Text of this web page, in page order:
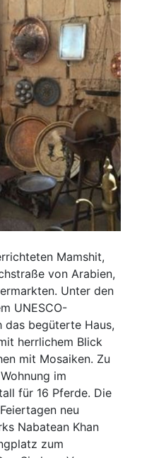
Mamshit,
von Arabien,
Unter den
UNESCO-
das begüterte Haus,
herrlichem Blick
mit Mosaiken. Zu
im
für 16 Pferde. Die
neu
Nabatean Khan
zum